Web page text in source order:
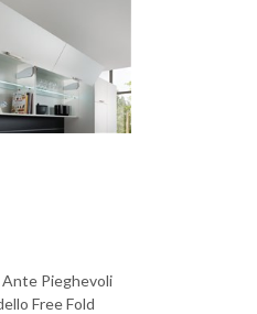
Pieghevoli
Free Fold